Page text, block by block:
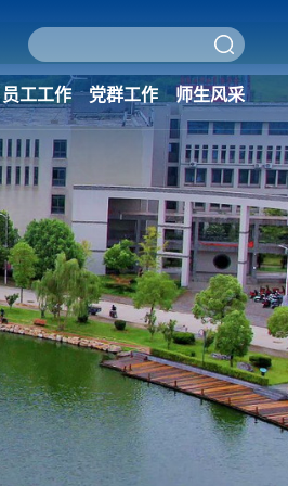
员工工作 党群工作 师生风采